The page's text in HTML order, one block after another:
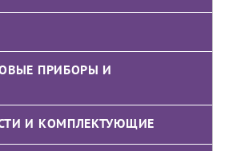
ПРИБОРЫ И
И КОМПЛЕКТУЮЩИЕ